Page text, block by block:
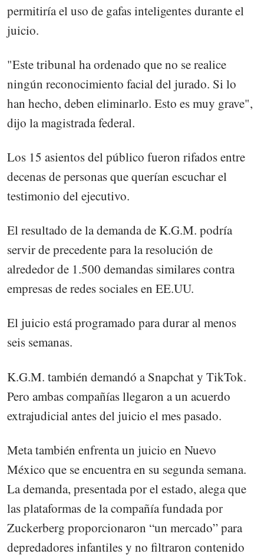
permitiría el uso de gafas inteligentes durante el
juicio.
"Este tribunal ha ordenado que no se realice
ningún reconocimiento facial del jurado. Si lo
han hecho, deben eliminarlo. Esto es muy grave",
dijo la magistrada federal.
Los 15 asientos del público fueron rifados entre
decenas de personas que querían escuchar el
testimonio del ejecutivo.
El resultado de la demanda de K.G.M. podría
servir de precedente para la resolución de
alrededor de 1.500 demandas similares contra
empresas de redes sociales en EE.UU.
El juicio está programado para durar al menos
seis semanas.
K.G.M. también demandó a Snapchat y TikTok.
Pero ambas compañías llegaron a un acuerdo
extrajudicial antes del juicio el mes pasado.
Meta también enfrenta un juicio en Nuevo
México que se encuentra en su segunda semana.
La demanda, presentada por el estado, alega que
las plataformas de la compañía fundada por
Zuckerberg proporcionaron “un mercado” para
depredadores infantiles y no filtraron contenido